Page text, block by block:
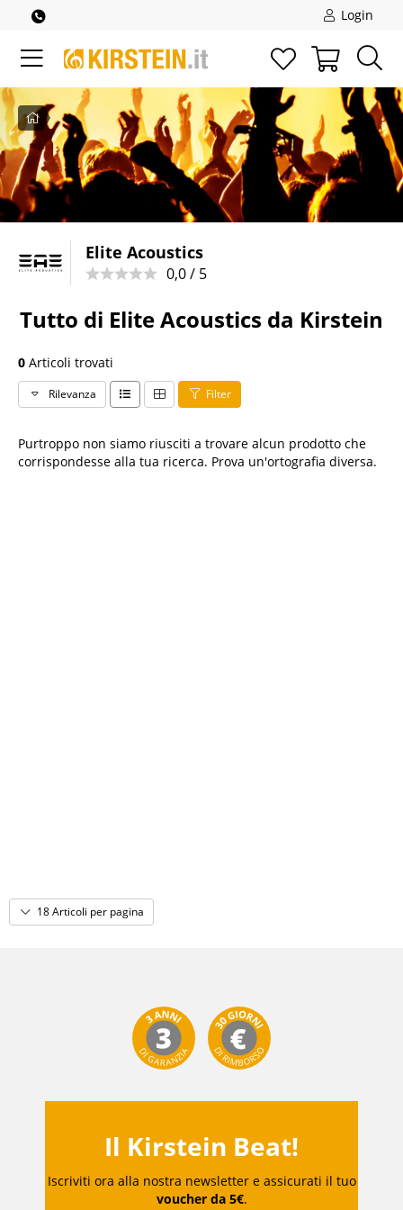
Login
Pagina
iniziale
Elite Acoustics
0,0 / 5
Tutto di Elite Acoustics da Kirstein
0 Articoli trovati
Rilevanza Filter
Purtroppo non siamo riusciti a trovare alcun prodotto che
corrispondesse alla tua ricerca. Prova un'ortografia diversa.
18 Articoli per pagina
Il Kirstein Beat!
Iscriviti ora alla nostra newsletter e assicurati il tuo
voucher da 5€.